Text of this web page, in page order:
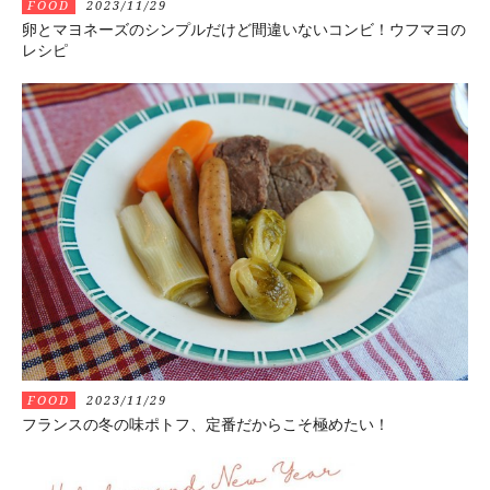
FOOD 2023/11/29
卵とマヨネーズのシンプルだけど間違いないコンビ！ウフマヨの
レシピ
FOOD 2023/11/29
フランスの冬の味ポトフ、定番だからこそ極めたい！